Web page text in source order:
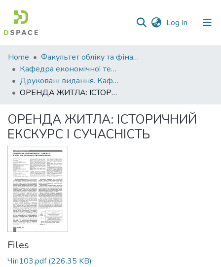
Log In (current)
Communities
&
Collections
All of DSpace
Statistics
Home
Факультет обліку та фінансів
Кафедра економічної теорії та економічних досліджень
Друковані видання. Кафедра економічної теорії та економічних досліджень
ОРЕНДА ЖИТЛА: ІСТОРИЧНИЙ ЕКСКУРС І СУЧАСНІСТЬ
ОРЕНДА ЖИТЛА: ІСТОРИЧНИЙ
ЕКСКУРС І СУЧАСНІСТЬ
Files
Чіп103.pdf(226.35 KB)